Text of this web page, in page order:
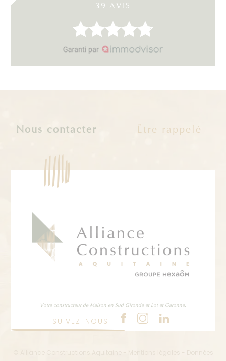
39 AVIS
Nous contacter Être rappelé
Votre constructeur de Maison en Sud Gironde et Lot et Garonne.
SUIVEZ-NOUS !